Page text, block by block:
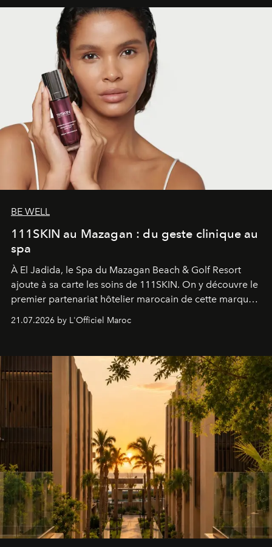
BE WELL
111SKIN au Mazagan : du geste clinique au
spa
À El Jadida, le Spa du Mazagan Beach & Golf Resort
ajoute à sa carte les soins de 111SKIN. On y découvre le
premier partenariat hôtelier marocain de cette marque
britannique, née dans un cabinet de chirurgie plastique
londonien et construite depuis autour d'un actif breveté,
21.07.2026 by L'Officiel Maroc